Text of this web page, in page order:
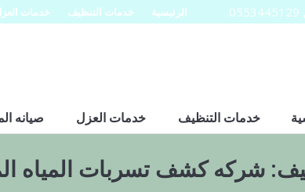
الرئيسية خدمات التنظيف خدمات
خدمات التنظيف خدمات العزل صيانه
شركه كشف تسربات المياه